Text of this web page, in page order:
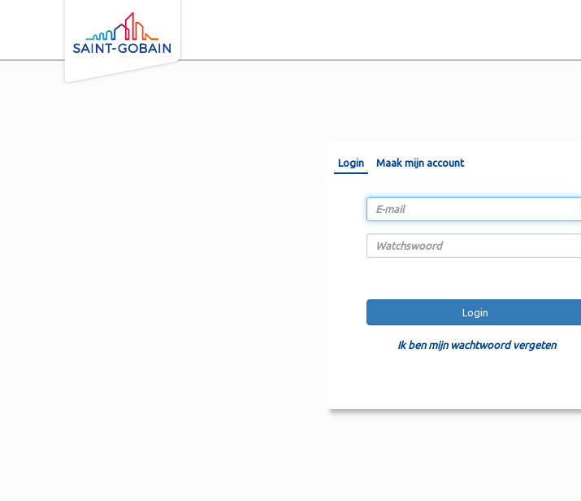
Login Maak mijn account
Ik ben mijn wachtwoord vergeten